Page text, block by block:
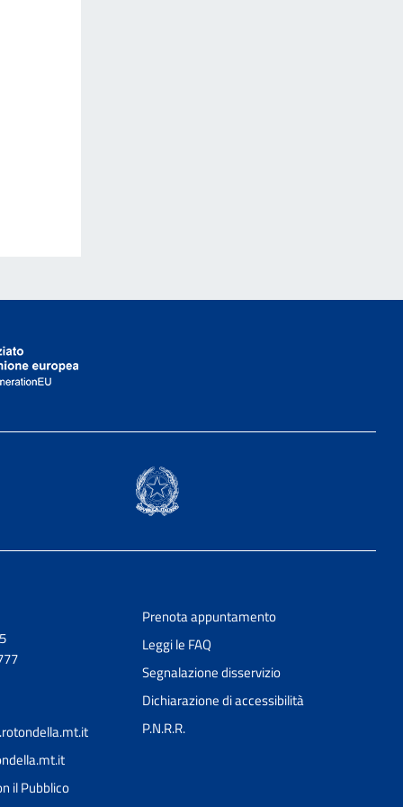
il Pubblico
Prenota appuntamento
Leggi le FAQ
Segnalazione disservizio
Dichiarazione di accessibilità
P.N.R.R.